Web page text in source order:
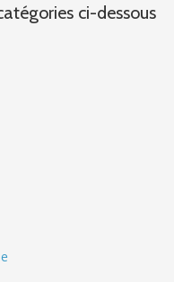
ci-dessous